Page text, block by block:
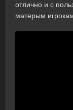
отлично и с
матерым